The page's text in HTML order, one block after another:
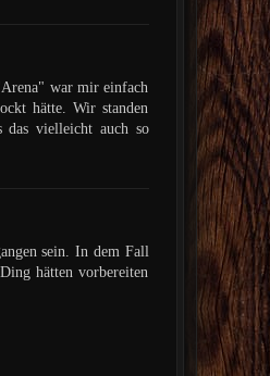
war mir einfach
hätte. Wir standen
das vielleicht auch so
sein. In dem Fall
hätten vorbereiten